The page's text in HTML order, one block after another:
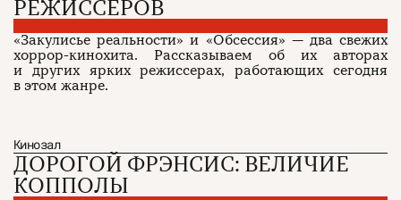
РЕЖИССЕРОВ
«Закулисье реальности» и «Обсессия» — два свежих
хоррор-кинохита. Рассказываем об их авторах
и других ярких режиссерах, работающих сегодня
в этом жанре.
Кинозал
ДОРОГОЙ ФРЭНСИС: ВЕЛИЧИЕ
КОППОЛЫ